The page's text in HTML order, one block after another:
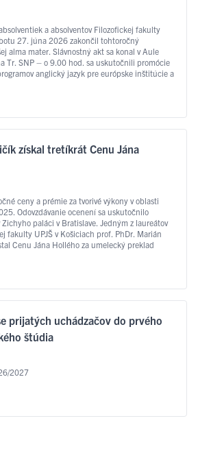
a absolventov Filozofickej fakulty
27. júna 2026 zakončil tohtoročný
alma mater. Slávnostný akt sa konal v Aule
Tr. SNP – o 9.00 hod. sa uskutočnili promócie
anglický jazyk pre európske inštitúcie a
získal tretíkrát Cenu Jána
ceny a prémie za tvorivé výkony v oblasti
Odovzdávanie ocenení sa uskutočnilo
paláci v Bratislave. Jedným z laureátov
fakulty UPJŠ v Košiciach prof. PhDr. Marián
Cenu Jána Hollého za umelecký preklad
prijatých uchádzačov do prvého
štúdia
2027